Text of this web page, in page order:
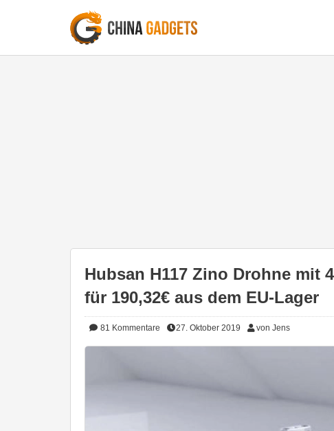
Hubsan H117 Zino Drohne mit
für 190,32€ aus dem EU-Lager
81 Kommentare 27. Oktober 2019 von Jens